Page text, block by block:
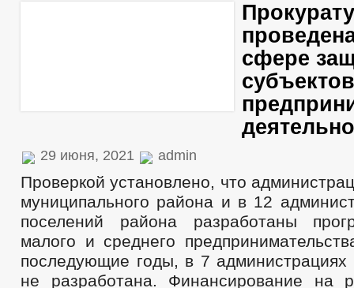
сфере
субъектов
29 июня, 2021 admin
Проверкой установлено, что
муниципального района и в 12
поселений района разработаны
малого и среднего
последующие годы, в 7 администрациях
не разработана. Финансирование на